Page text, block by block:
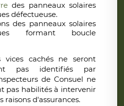
des panneaux solaires
défectueuse.
des panneaux solaires
formant boucle
cachés ne seront
pas identifiés par
de Consuel ne
pas habilités à intervenir
raisons d'assurances.